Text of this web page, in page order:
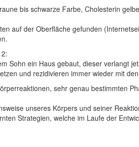
bis schwarze Farbe, Cholesterin
auf der Oberfläche gefunden
Sohn ein Haus gebaut, dieser verlangt
und rezidivieren immer wieder mit
sehr genau bestimmten
unseres Körpers und seiner
Strategien, welche im Laufe der